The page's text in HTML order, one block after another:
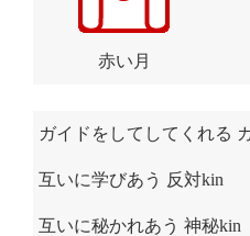
赤い月
ガイドをしてしてくれる
互いに学びあう 反対kin
互いに秘かれあう 神秘kin